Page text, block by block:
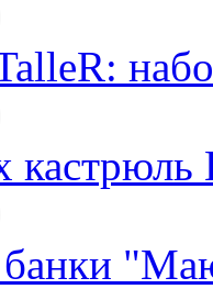
кастрюль